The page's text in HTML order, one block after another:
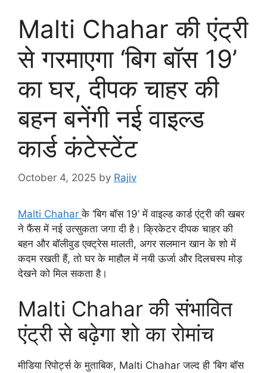
Malti Chahar की एंट्री
से गरमाएगा ‘बिग बॉस 19’
का घर, दीपक चाहर की
बहन बनेंगी नई वाइल्ड
कार्ड कंटेस्टेंट
October 4, 2025 by Rajiv
Malti Chaharके ‘बिग बॉस 19’ में वाइल्ड कार्ड एंट्री की खबर
ने फैंस में नई उत्सुकता जगा दी है। क्रिकेटर दीपक चाहर की
बहन और बॉलीवुड एक्ट्रेस मालती, अगर सलमान खान के शो में
कदम रखती हैं, तो घर के माहौल में नयी ऊर्जा और दिलचस्प मोड़
देखने को मिल सकता है।
Malti Chahar की संभावित
एंट्री से बढ़ेगा शो का रोमांच
मीडिया रिपोर्ट्स के मुताबिक, Malti Chahar जल्द ही ‘बिग बॉस